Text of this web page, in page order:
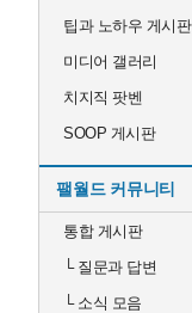
팁과 노하우 게시판
미디어 갤러리
치지직 팟벤
SOOP 게시판
팰월드 커뮤니티
통합 게시판
└질문과 답변
└소식 모음